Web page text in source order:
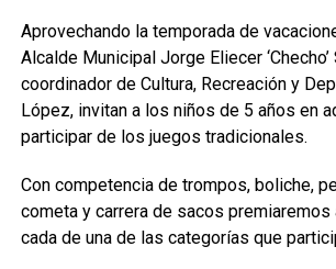
Aprovechando la temporada de
Alcalde Municipal Jorge Eliecer
coordinador de Cultura, Recreación y
López, invitan a los niños de 5 años en
participar de los juegos tradicionales.
Con competencia de trompos, boliche,
cometa y carrera de sacos
cada de una de las categorías que